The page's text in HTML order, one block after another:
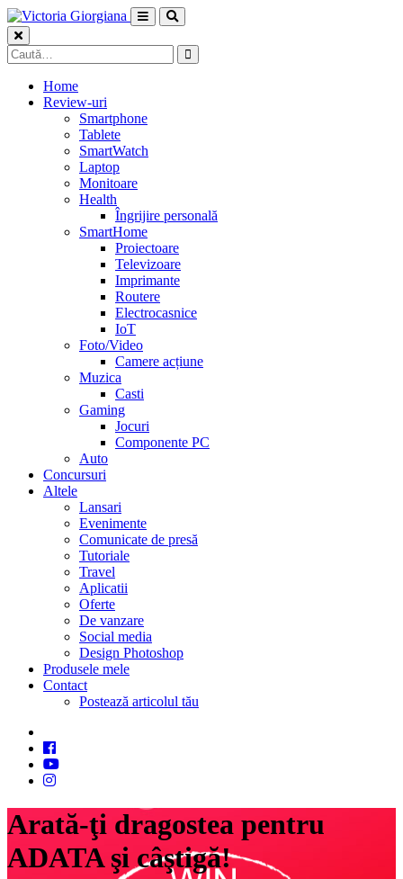
Skip
to
content
Caută
după:
Home
Review-uri
Smartphone
Tablete
SmartWatch
Laptop
Monitoare
Health
Îngrijire personală
SmartHome
Proiectoare
Televizoare
Imprimante
Routere
Electrocasnice
IoT
Foto/Video
Camere acțiune
Muzica
Casti
Gaming
Jocuri
Componente PC
Auto
Concursuri
Altele
Lansari
Evenimente
Comunicate de presă
Tutoriale
Travel
Aplicatii
Oferte
De vanzare
Social media
Design Photoshop
Produsele mele
Contact
Postează articolul tău
Arată-ţi dragostea pentru
ADATA şi câştigă!